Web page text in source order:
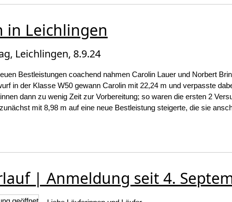
in Leichlingen
Leichlingen, 8.9.24
Bestleistungen coachend nahmen Carolin Lauer und Norbert
in der Klasse W50 gewann Carolin mit 22,24 m und verpasste
dann zu wenig Zeit zur Vorbereitung; so waren die ersten 2
mit 8,98 m auf eine neue Bestleistung steigerte, die sie
| Anmeldung seit 4.